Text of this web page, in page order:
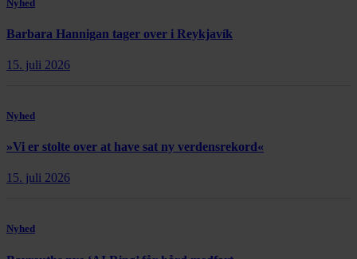
Nyhed
Barbara Hannigan tager over i Reykjavík
15. juli 2026
Nyhed
»Vi er stolte over at have sat ny verdensrekord«
15. juli 2026
Nyhed